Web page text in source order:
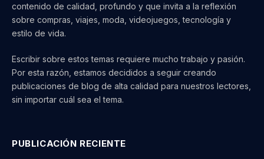
contenido de calidad, profundo y que invita a la reflexión
sobre compras, viajes, moda, videojuegos, tecnología y
estilo de vida.
Escribir sobre estos temas requiere mucho trabajo y pasión.
Por esta razón, estamos decididos a seguir creando
publicaciones de blog de alta calidad para nuestros lectores,
sin importar cuál sea el tema.
PUBLICACIÓN RECIENTE